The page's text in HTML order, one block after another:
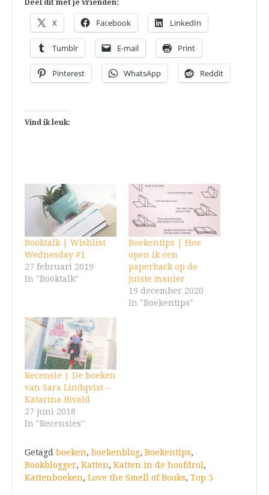
Deel dit met je vrienden:
X Facebook LinkedIn
Tumblr E-mail Print
Pinterest WhatsApp Reddit
Vind ik leuk:
Booktalk | Wishlist
Wednesday #1
27 februari 2019
In "Booktalk"
Boekentips | Hoe
open ik een
paperback op de
juiste manier
19 december 2020
In "Boekentips"
Recensie | De boeken
van Sara Lindqvist –
Katarina Bivald
27 juni 2018
In "Recensies"
Getagd boeken, boekenblog, Boekentips,
Bookblogger, Katten, Katten in de hoofdrol,
Kattenboeken, Love the Smell of Books, Top 5